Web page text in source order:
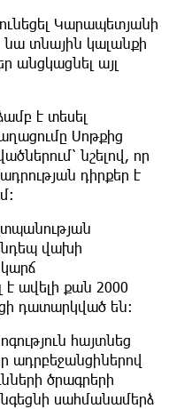
Կարապետյանի
տնային կալանքի
անցկացնել այլ
է տեսել
Սոթքից
նշելով, որ
դիրքեր է
վախի
ավելի քան 2000
դատարկված են։
հայտնեց
ադրբեջանցիներով
ծրագրերի
սահմանամերձ